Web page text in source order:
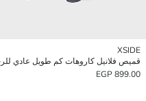
XSIDE
قميص فلانيل كاروهات كم طويل عادي
899.00 EGP